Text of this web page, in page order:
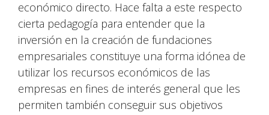
económico directo. Hace falta a este respecto
cierta pedagogía para entender que la
inversión en la creación de fundaciones
empresariales constituye una forma idónea de
utilizar los recursos económicos de las
empresas en fines de interés general que les
permiten también conseguir sus objetivos